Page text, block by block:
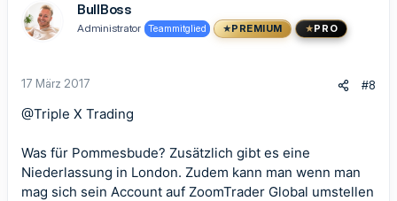
BullBoss
Administrator Teammitglied PREMIUM PRO
17 März 2017 #8
@Triple X Trading
Was für Pommesbude? Zusätzlich gibt es eine
Niederlassung in London. Zudem kann man wenn man
mag sich sein Account auf ZoomTrader Global umstellen